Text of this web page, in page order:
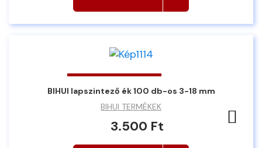
BIHUI lapszintező ék 100 db-os 3-18 mm
BIHUI TERMÉKEK
3.500 Ft